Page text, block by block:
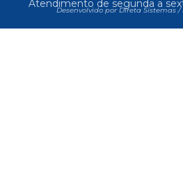
Atendimento de segunda a
Desenvolvido por Direta Sistemas /